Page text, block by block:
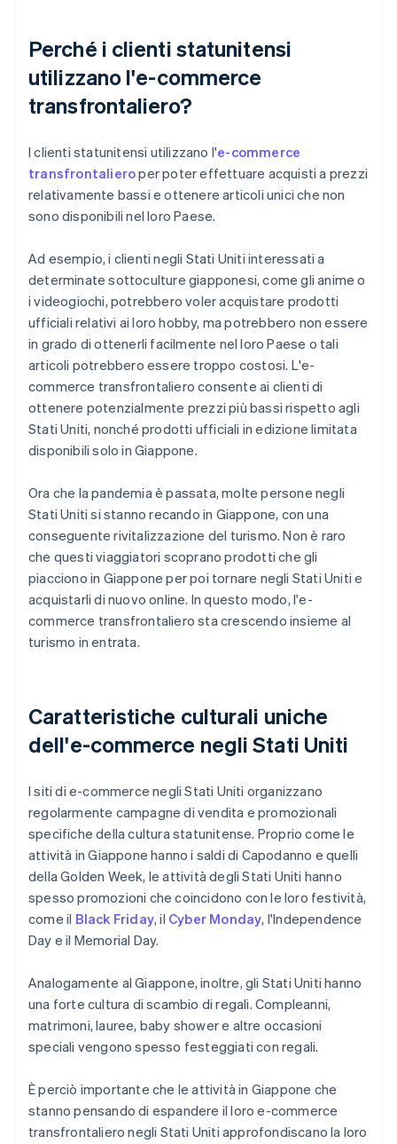
Perché i clienti statunitensi
utilizzano l'e-commerce
transfrontaliero?
I clienti statunitensi utilizzano l'e-commerce
transfrontalieroper poter effettuare acquisti a prezzi
relativamente bassi e ottenere articoli unici che non
sono disponibili nel loro Paese.
Ad esempio, i clienti negli Stati Uniti interessati a
determinate sottoculture giapponesi, come gli anime o
i videogiochi, potrebbero voler acquistare prodotti
ufficiali relativi ai loro hobby, ma potrebbero non essere
in grado di ottenerli facilmente nel loro Paese o tali
articoli potrebbero essere troppo costosi. L'e-
commerce transfrontaliero consente ai clienti di
ottenere potenzialmente prezzi più bassi rispetto agli
Stati Uniti, nonché prodotti ufficiali in edizione limitata
disponibili solo in Giappone.
Ora che la pandemia è passata, molte persone negli
Stati Uniti si stanno recando in Giappone, con una
conseguente rivitalizzazione del turismo. Non è raro
che questi viaggiatori scoprano prodotti che gli
piacciono in Giappone per poi tornare negli Stati Uniti e
acquistarli di nuovo online. In questo modo, l'e-
commerce transfrontaliero sta crescendo insieme al
turismo in entrata.
Caratteristiche culturali uniche
dell'e-commerce negli Stati Uniti
I siti di e-commerce negli Stati Uniti organizzano
regolarmente campagne di vendita e promozionali
specifiche della cultura statunitense. Proprio come le
attività in Giappone hanno i saldi di Capodanno e quelli
della Golden Week, le attività degli Stati Uniti hanno
spesso promozioni che coincidono con le loro festività,
come il Black Friday, il Cyber Monday, l'Independence
Day e il Memorial Day.
Analogamente al Giappone, inoltre, gli Stati Uniti hanno
una forte cultura di scambio di regali. Compleanni,
matrimoni, lauree, baby shower e altre occasioni
speciali vengono spesso festeggiati con regali.
È perciò importante che le attività in Giappone che
stanno pensando di espandere il loro e-commerce
transfrontaliero negli Stati Uniti approfondiscano la loro